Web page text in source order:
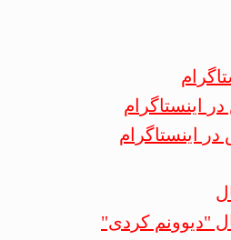
اینستاگرام
اینستاگرام
"دیوونم کردی"